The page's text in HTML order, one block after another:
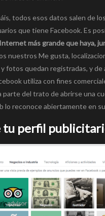
todos esos datos salen de
que tiene Facebook. Es
más grande que haya,
nuestros Me gusta,
fotos quedan registradas, y de
utiliza con fines
parte del trato de abrirse una
lo reconoce abiertamente en
tu perfil